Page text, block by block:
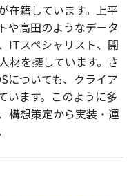
在籍しています。上平
や高田のようなデータ
ITスペシャリスト、開
材を擁しています。さ
についても、クライア
います。このように多
構想策定から実装・運